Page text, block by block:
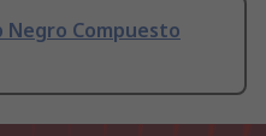
Negro Compuesto